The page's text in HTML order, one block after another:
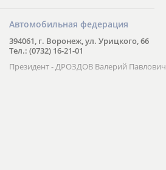
Автомобильная федерация
394061, г. Воронеж, ул. Урицкого, 66
Тел.: (0732) 16-21-01
Президент - ДРОЗДОВ Валерий Павлович